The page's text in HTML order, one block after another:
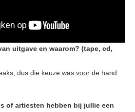
uitgave en waarom? (tape, cd,
dus die keuze was voor de hand
of artiesten hebben bij jullie een